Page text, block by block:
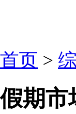
首页 >
期